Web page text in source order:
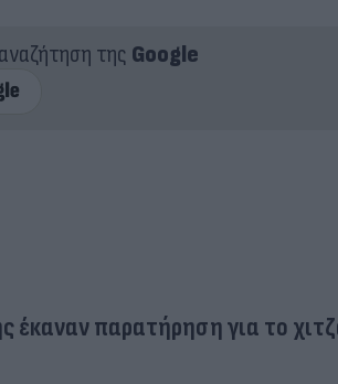
της Google
έκαναν παρατήρηση για το